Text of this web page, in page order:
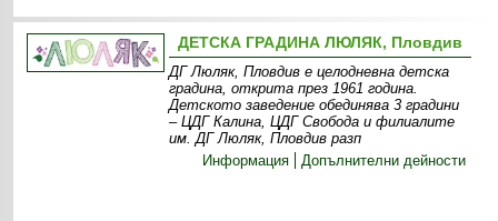
ДЕТСКА ГРАДИНА ЛЮЛЯК, Пловдив
ДГ Люляк, Пловдив е целодневна детска
градина, открита през 1961 година.
Детското заведение обединява 3 градини
– ЦДГ Калина, ЦДГ Свобода и филиалите
им. ДГ Люляк, Пловдив разп
Информация
Допълнителни дейности